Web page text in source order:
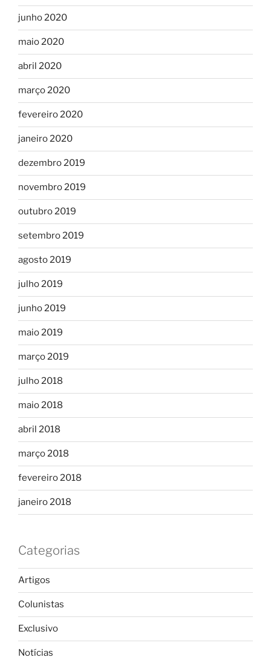
junho 2020
maio 2020
abril 2020
março 2020
fevereiro 2020
janeiro 2020
dezembro 2019
novembro 2019
outubro 2019
setembro 2019
agosto 2019
julho 2019
junho 2019
maio 2019
março 2019
julho 2018
maio 2018
abril 2018
março 2018
fevereiro 2018
janeiro 2018
Categorias
Artigos
Colunistas
Exclusivo
Notícias